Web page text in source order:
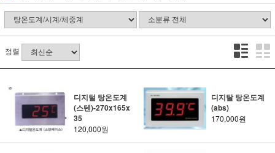
정렬
디지털 탕온도계
(스텐)-270x165x
35
120,000원
디지탈 탕온도계
(abs)
170,000원